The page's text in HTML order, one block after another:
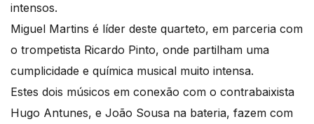
intensos.
Miguel Martins é líder deste quarteto, em parceria com
o trompetista Ricardo Pinto, onde partilham uma
cumplicidade e química musical muito intensa.
Estes dois músicos em conexão com o contrabaixista
Hugo Antunes, e João Sousa na bateria, fazem com